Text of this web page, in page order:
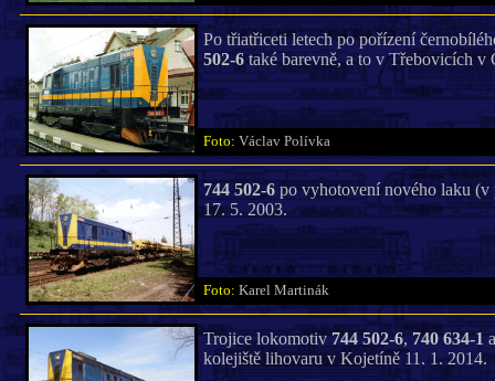
Po třiatřiceti letech po pořízení
502-6také barevně, a to v Třebovicích v
Foto: Václav Polívka
744 502-6po vyhotovení nového laku (v
17. 5. 2003.
Foto: Karel Martinák
Trojice lokomotiv744 502-6,740 634-1
kolejiště lihovaru v Kojetíně 11. 1. 2014.